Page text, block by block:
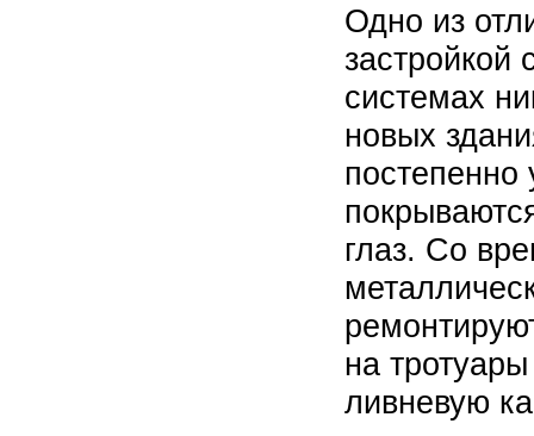
Одно из
застройкой
системах
новых
постепенно
глаз. Со
на
ливневую